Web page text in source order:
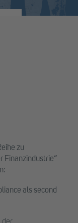
zu
Finanzindustrie“
als second